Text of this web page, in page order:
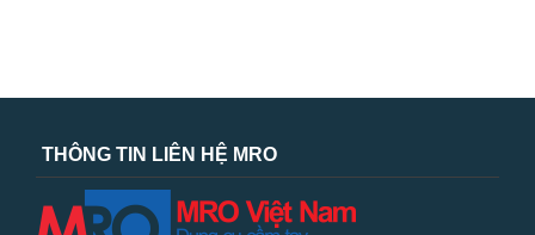
THÔNG TIN LIÊN HỆ MRO